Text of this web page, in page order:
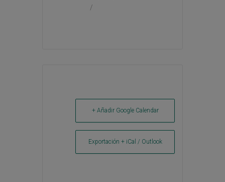
/
+ Añadir Google Calendar
Exportación + iCal / Outlook